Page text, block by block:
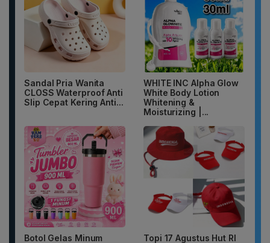
Sandal Pria Wanita
CLOSS Waterproof Anti
Slip Cepat Kering Anti...
WHITE INC Alpha Glow
White Body Lotion
Whitening &
Moisturizing |...
Botol Gelas Minum
Topi 17 Agustus Hut RI